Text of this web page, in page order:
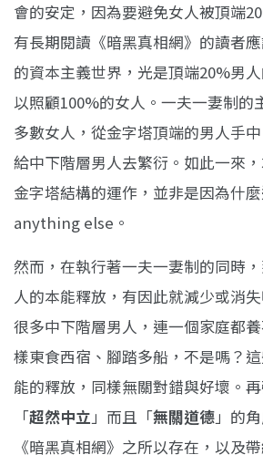
會的安定，因為要避免女人被頂端
有長期閱讀《暗黑真相網》的讀者
的資本主義世界，光是頂端20%男
以照顧100%的女人。一夫一妻制的
多數女人，從金字塔頂端的男人手
給中下階層男人去繁衍。如此一來
金字塔結構的運作，並非是因為什
anything else。
然而，在執行著一夫一妻制的同時
人的本能釋放，有因此就減少或消
很多中下階層男人，連一個家庭都
樣東食西宿、腳踏多船，不是嗎？
能的釋放，同樣無關對錯與好壞。
「超然中立」而且「無關道德」的
《暗黑真相網》之所以存在，以及